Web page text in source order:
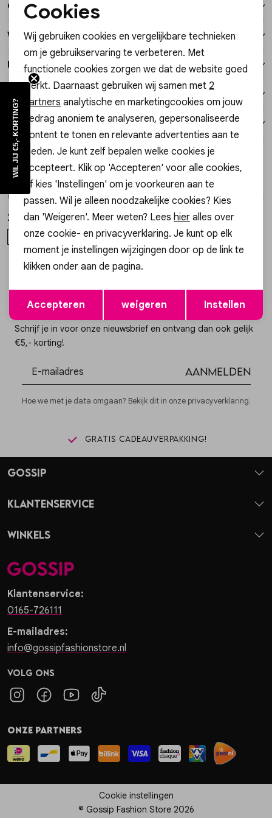
Vesten
Lingerie
Tops met lange mouwen
Over dit item
Winkelvoorraad
Kenmerken
Verzending / Ophalen in de winkel
Retourneren
Style dit met
OGB - Olcay Gulsen Beauty
8720589335936 RESCUE SERUM
24,00
ONE SIZE
1/2
TRENDING 🔥
8721325411358 COLLAGEN SERUM MIST
24,00
ONE SIZE
Altijd als eerste op de hoogte zijn?
Schrijf je in voor onze nieuwsbrief en ontvang dan ook gelijk
€5,- korting!
Aanmelden
Hoe we met je data omgaan? Bekijk dit in onze privacyverklaring.
Gratis cadeauverpakking!
Klantenservice:
0165-726111
E-mailadres:
info@gossipfashionstore.nl
Volg ons
Gossip
Klantenservice
Winkels
Onze partners
Cookie instellingen
© Gossip Fashion Store 2026
Noodzakelijke cookies
Personalisatie cookies
Analytische cookies
Marketing cookies
Opslaan
Cookies
Wij gebruiken cookies en vergelijkbare technieken
om je gebruikservaring te verbeteren. Met
functionele cookies zorgen we dat de website goed
werkt. Daarnaast gebruiken wij samen met 2
partners analytische en marketingcookies om jouw
gedrag anoniem te analyseren, gepersonaliseerde
content te tonen en relevante advertenties aan te
bieden. Je kunt zelf bepalen welke cookies je
accepteert. Klik op 'Accepteren' voor alle cookies,
of kies 'Instellingen' om je voorkeuren aan te
passen. Wil je alleen noodzakelijke cookies? Kies
dan 'Weigeren'. Meer weten? Lees hier alles over
onze cookie- en privacyverklaring. Je kunt op elk
moment je instellingen wijzigingen door op de link te
klikken onder aan de pagina.
Accepteren weigeren Instellen
WIL JIJ €5,- KORTING?